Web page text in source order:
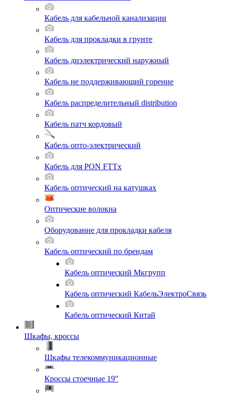
Кабель для кабельной канализации
Кабель для прокладки в грунте
Кабель диэлектрический наружный
Кабель не поддерживающий горение
Кабель распределительный distribution
Кабель патч кордовый
Кабель опто-электрический
Кабель для PON FTTx
Кабель оптический на катушках
Оптические волокна
Оборудование для прокладки кабеля
Кабель оптический по брендам
Кабель оптический Мкгрупп
Кабель оптический КабельЭлектроСвязь
Кабель оптический Китай
Шкафы, кроссы
Шкафы телекоммуникационные
Кроссы стоечные 19"